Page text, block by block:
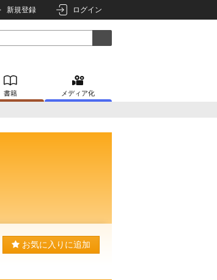
新規登録 ログイン
書籍 メディア化
お気に入りに追加